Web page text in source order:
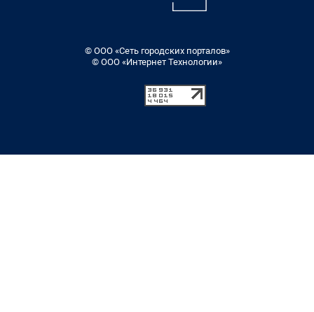
© ООО «Сеть городских порталов»
© ООО «Интернет Технологии»